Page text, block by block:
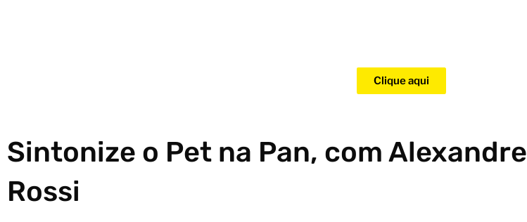
Clique aqui
Sintonize o Pet na Pan, com Alexandre
Rossi